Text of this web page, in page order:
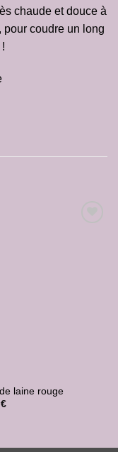
chaude et douce à
pour coudre un long
laine rouge
€